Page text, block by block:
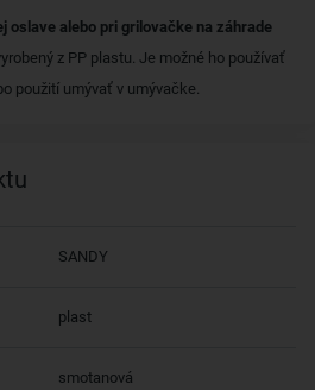
oslave alebo pri grilovačke na záhrade
z PP plastu. Je možné ho používať
použití umývať v umývačke.
SANDY
plast
smotanová